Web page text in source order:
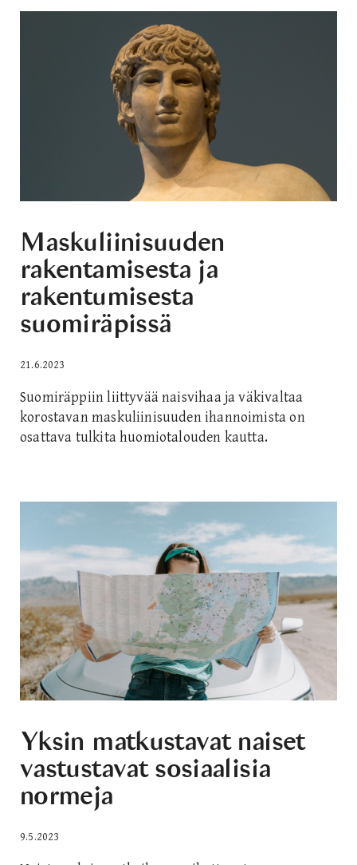
Maskuliinisuuden
rakentamisesta ja
rakentumisesta
suomiräpissä
21.6.2023
Suomiräppiin liittyvää naisvihaa ja väkivaltaa
korostavan maskuliinisuuden ihannoimista on
osattava tulkita huomiotalouden kautta.
Yksin matkustavat naiset
vastustavat sosiaalisia
normeja
9.5.2023